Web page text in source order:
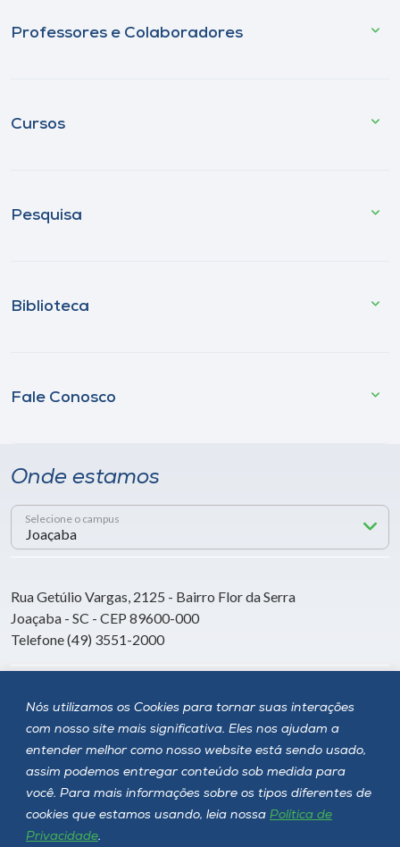
Nós utilizamos os Cookies para tornar suas interações
com nosso site mais significativa. Eles nos ajudam a
entender melhor como nosso website está sendo usado,
assim podemos entregar conteúdo sob medida para
você. Para mais informações sobre os tipos diferentes de
cookies que estamos usando, leia nossa Política de
Privacidade.
Professores e Colaboradores
Cursos
Pesquisa
Biblioteca
Fale Conosco
Onde estamos
Selecione o campus
Rua Getúlio Vargas, 2125 - Bairro Flor da Serra
Joaçaba - SC - CEP 89600-000
Telefone (49) 3551-2000
Siga a Unoesc